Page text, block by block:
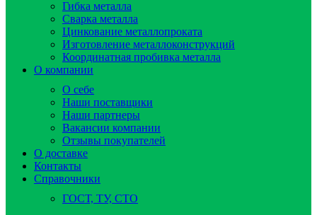
Гибка металла
Сварка металла
Цинкование металлопроката
Изготовление металлоконструкций
Координатная пробивка металла
О компании
О себе
Наши поставщики
Наши партнеры
Вакансии компании
Отзывы покупателей
О доставке
Контакты
Справочники
ГОСТ, ТУ, СТО